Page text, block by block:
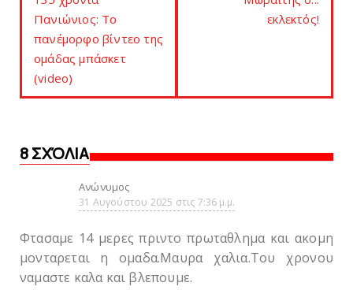
Πανιώνιος: Το
πανέμορφο βίντεο της
ομάδας μπάσκετ
(video)
εκλεκτός!
8 ΣΧΌΛΙΑ
Ανώνυμος
31 Αυγούστου 2025 στις 7:36 μ.μ.
Φτασαμε 14 μερες πριντο πρωταθλημα και ακομη
μονταρεται η ομαδα.Μαυρα χαλια.Του χρονου
ναμαστε καλα και βλεπουμε.